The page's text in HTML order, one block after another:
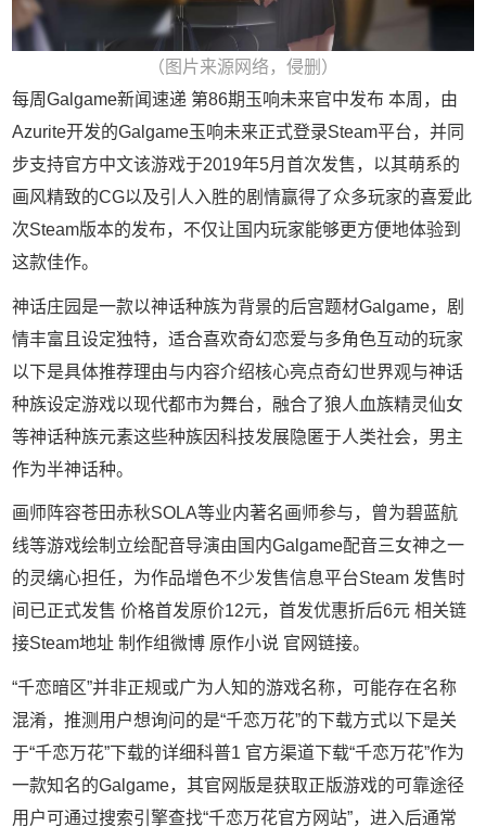
（图片来源网络，侵删）
每周Galgame新闻速递 第86期玉响未来官中发布 本周，由
Azurite开发的Galgame玉响未来正式登录Steam平台，并同
步支持官方中文该游戏于2019年5月首次发售，以其萌系的
画风精致的CG以及引人入胜的剧情赢得了众多玩家的喜爱此
次Steam版本的发布，不仅让国内玩家能够更方便地体验到
这款佳作。
神话庄园是一款以神话种族为背景的后宫题材Galgame，剧
情丰富且设定独特，适合喜欢奇幻恋爱与多角色互动的玩家
以下是具体推荐理由与内容介绍核心亮点奇幻世界观与神话
种族设定游戏以现代都市为舞台，融合了狼人血族精灵仙女
等神话种族元素这些种族因科技发展隐匿于人类社会，男主
作为半神话种。
画师阵容苍田赤秋SOLA等业内著名画师参与，曾为碧蓝航
线等游戏绘制立绘配音导演由国内Galgame配音三女神之一
的灵缡心担任，为作品增色不少发售信息平台Steam 发售时
间已正式发售 价格首发原价12元，首发优惠折后6元 相关链
接Steam地址 制作组微博 原作小说 官网链接。
“千恋暗区”并非正规或广为人知的游戏名称，可能存在名称
混淆，推测用户想询问的是“千恋万花”的下载方式以下是关
于“千恋万花”下载的详细科普1 官方渠道下载“千恋万花”作为
一款知名的Galgame，其官网版是获取正版游戏的可靠途径
用户可通过搜索引擎查找“千恋万花官方网站”，进入后通常